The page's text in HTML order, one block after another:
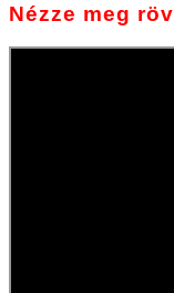
Nézze meg